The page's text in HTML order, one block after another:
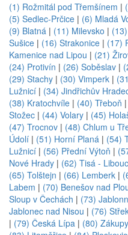
(1) Rožmitál pod Třemšínem |
(5) Sedlec-Prčice | (6) Mladá
(9) Blatná | (11) Milevsko |
Sušice | (16) Strakonice | (17)
Kamenice nad Lipou | (21)
(24) Protivín | (26) Soběslav |
(29) Stachy | (30) Vimperk |
Lužnicí | (34) Jindřichův
(38) Kratochvíle | (40) Třeboň |
Stožec | (44) Volary | (45)
(47) Trocnov | (48) Chlum u
Údolí | (51) Horní Planá | (54)
Lužnicí | (56) Přední Výtoň |
Nové Hrady | (62) Tisá -
(65) Tolštejn | (66) Lemberk |
Labem | (70) Benešov nad
Sloup v Čechách | (73)
Jablonec nad Nisou | (76)
| (79) Česká Lípa | (80) Zákupy